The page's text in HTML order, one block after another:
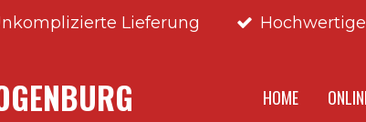
Lieferung
HOME